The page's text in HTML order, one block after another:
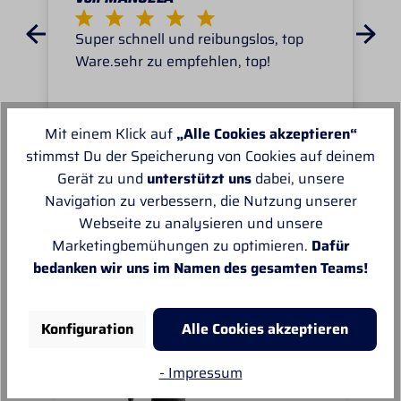
Super schnell und reibungslos, top
Ware.sehr zu empfehlen, top!
Unsere Empfehlungen
Mit einem Klick auf „Alle Cookies akzeptieren“
stimmst Du der Speicherung von Cookies auf deinem
Gerät zu und unterstützt unsdabei, unsere
Navigation zu verbessern, die Nutzung unserer
Webseite zu analysieren und unsere
Marketingbemühungen zu optimieren. Dafür
bedanken wir uns im Namen des gesamten Teams!
Konfiguration
Alle Cookies akzeptieren
- Impressum